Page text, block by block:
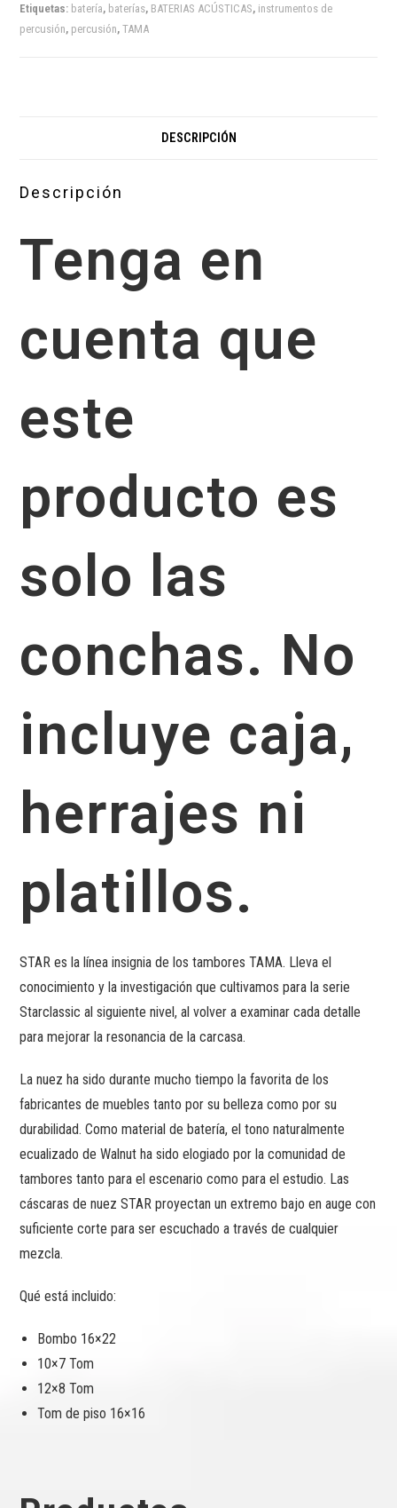
Etiquetas: batería, baterías, BATERIAS ACÚSTICAS, instrumentos de
percusión, percusión,TAMA
DESCRIPCIÓN
Descripción
Tenga en
cuenta que
este
producto es
solo las
conchas. No
incluye caja,
herrajes ni
platillos.
STAR es la línea insignia de los tambores TAMA. Lleva el
conocimiento y la investigación que cultivamos para la serie
Starclassic al siguiente nivel, al volver a examinar cada detalle
para mejorar la resonancia de la carcasa.
La nuez ha sido durante mucho tiempo la favorita de los
fabricantes de muebles tanto por su belleza como por su
durabilidad. Como material de batería, el tono naturalmente
ecualizado de Walnut ha sido elogiado por la comunidad de
tambores tanto para el escenario como para el estudio. Las
cáscaras de nuez STAR proyectan un extremo bajo en auge con
suficiente corte para ser escuchado a través de cualquier
mezcla.
Qué está incluido:
Bombo 16×22
10×7 Tom
12×8 Tom
Tom de piso 16×16